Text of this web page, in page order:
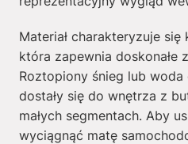
Materiał charakteryzuje
która zapewnia doskonałe
Roztopiony śnieg lub
dostały się do wnętrza z
małych segmentach. Aby
wyciągnąć matę